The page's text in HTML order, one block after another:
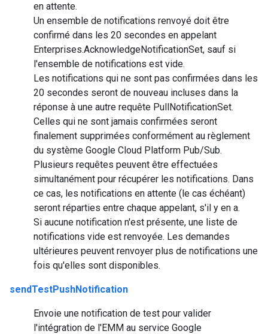
en attente.
Un ensemble de notifications renvoyé doit être
confirmé dans les 20 secondes en appelant
Enterprises.AcknowledgeNotificationSet, sauf si
l'ensemble de notifications est vide.
Les notifications qui ne sont pas confirmées dans les
20 secondes seront de nouveau incluses dans la
réponse à une autre requête PullNotificationSet.
Celles qui ne sont jamais confirmées seront
finalement supprimées conformément au règlement
du système Google Cloud Platform Pub/Sub.
Plusieurs requêtes peuvent être effectuées
simultanément pour récupérer les notifications. Dans
ce cas, les notifications en attente (le cas échéant)
seront réparties entre chaque appelant, s'il y en a.
Si aucune notification n'est présente, une liste de
notifications vide est renvoyée. Les demandes
ultérieures peuvent renvoyer plus de notifications une
fois qu'elles sont disponibles.
sendTestPushNotification
Envoie une notification de test pour valider
l'intégration de l'EMM au service Google